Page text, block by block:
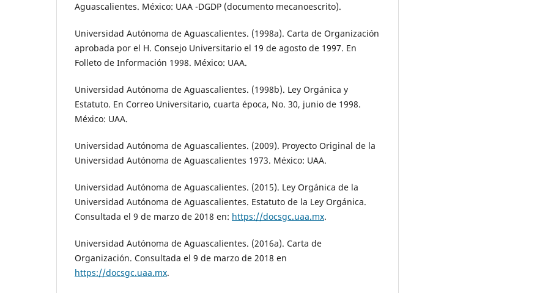
Aguascalientes. México: UAA -DGDP (documento mecanoescrito).
Universidad Autónoma de Aguascalientes. (1998a). Carta de Organización
aprobada por el H. Consejo Universitario el 19 de agosto de 1997. En
Folleto de Información 1998. México: UAA.
Universidad Autónoma de Aguascalientes. (1998b). Ley Orgánica y
Estatuto. En Correo Universitario, cuarta época, No. 30, junio de 1998.
México: UAA.
Universidad Autónoma de Aguascalientes. (2009). Proyecto Original de la
Universidad Autónoma de Aguascalientes 1973. México: UAA.
Universidad Autónoma de Aguascalientes. (2015). Ley Orgánica de la
Universidad Autónoma de Aguascalientes. Estatuto de la Ley Orgánica.
Consultada el 9 de marzo de 2018 en: https://docsgc.uaa.mx.
Universidad Autónoma de Aguascalientes. (2016a). Carta de
Organización. Consultada el 9 de marzo de 2018 en
https://docsgc.uaa.mx.